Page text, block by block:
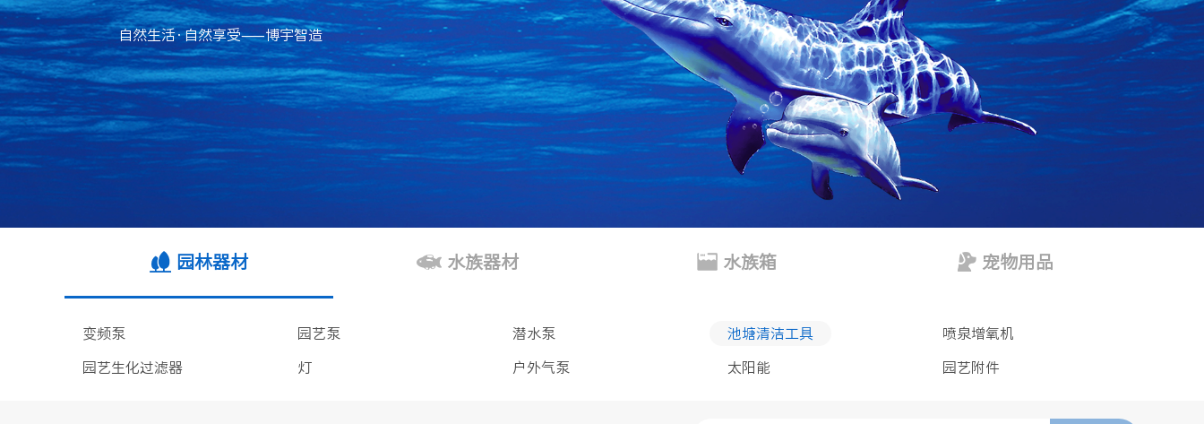
自然生活·自然享受——博宇智造
园林器材 水族器材 水族箱 宠物用品
变频泵 园艺泵 潜水泵 池塘清洁工具 喷泉增氧机
园艺生化过滤器 灯 户外气泵 太阳能 园艺附件